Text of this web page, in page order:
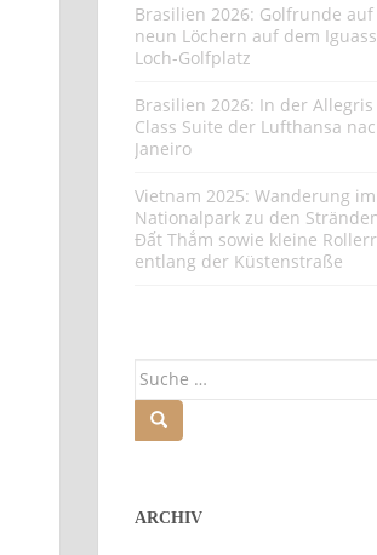
Brasilien 2026: Golfrunde
neun Löchern auf dem
Loch-Golfplatz
Brasilien 2026: In der Allegris
Class Suite der Lufthansa
Janeiro
Vietnam 2025: Wanderung
Nationalpark zu den
Đất Thắm sowie kleine
entlang der Küstenstraße
ARCHIV